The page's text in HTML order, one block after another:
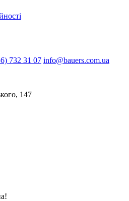
732 31 07 info@bauers.com.ua
147